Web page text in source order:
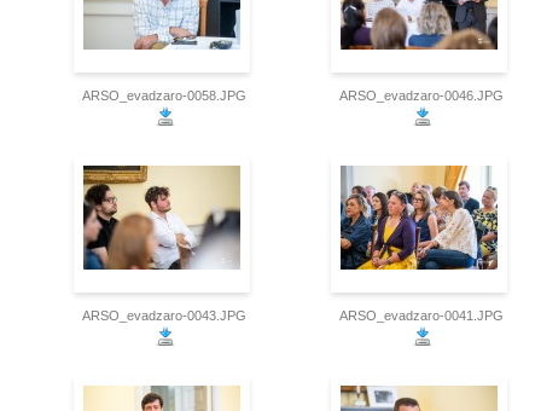
ARSO_evadzaro-0058.JPG ARSO_evadzaro-0046.JPG
ARSO_evadzaro-0043.JPG ARSO_evadzaro-0041.JPG